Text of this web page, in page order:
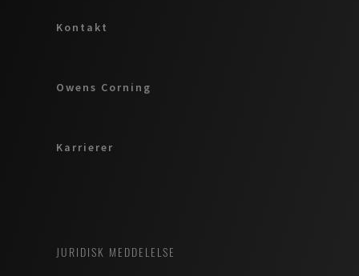
Kontakt
Owens Corning
Karrierer
JURIDISK MEDDELELSE